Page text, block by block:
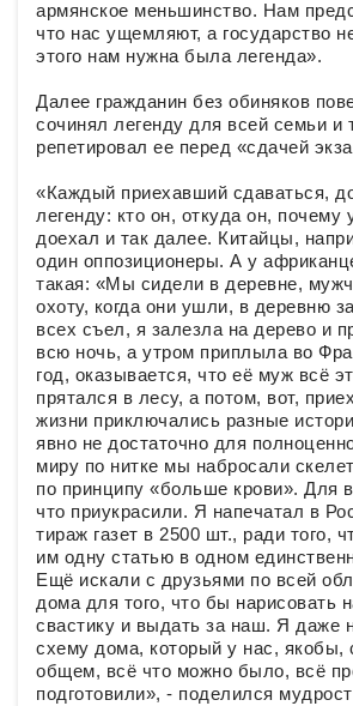
армянское меньшинство. Нам
что нас ущемляют, а государство
этого нам нужна была легенда».
Далее гражданин без обиняков
сочинял легенду для всей семьи и
репетировал ее перед «сдачей
«Каждый приехавший сдаваться,
легенду: кто он, откуда он, почему
доехал и так далее. Китайцы,
один оппозиционеры. А у
такая: «Мы сидели в деревне,
охоту, когда они ушли, в деревню
всех съел, я залезла на дерево и
всю ночь, а утром приплыла во
год, оказывается, что её муж всё
прятался в лесу, а потом, вот,
жизни приключались разные
явно не достаточно для
миру по нитке мы набросали
по принципу «больше крови». Для
что приукрасили. Я напечатал в
тираж газет в 2500 шт., ради того,
им одну статью в одном
Ещё искали с друзьями по всей
дома для того, что бы нарисовать
свастику и выдать за наш. Я даже
схему дома, который у нас, якобы,
общем, всё что можно было, всё
подготовили», - поделился